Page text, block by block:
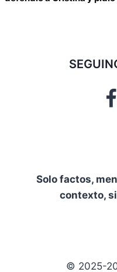
Solo factos,
contexto,
© 2025-